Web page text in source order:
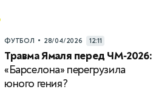
ФУТБОЛ • 28/04/2026 12:11
Травма Ямаля перед ЧМ‑2026:
«Барселона» перегрузила
юного гения?